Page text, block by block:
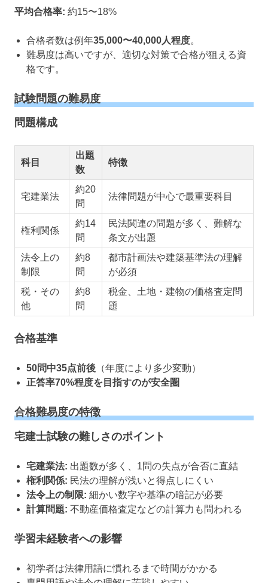
平均合格率: 約15〜18%
合格者数は例年35,000〜40,000人程度。
難易度は高いですが、適切な対策で合格が狙える資
格です。
試験問題の難易度
問題構成
科目
出題
数
特徴
宅建業法
約20
問
法律問題が中心で最重要科目
権利関係
約14
問
民法関連の問題が多く、難解な
条文が出題
法令上の
制限
約8
問
都市計画法や建築基準法の理解
が必須
税・その
他
約8
問
税金、土地・建物の価格査定問
題
合格基準
50問中35点前後 （年度により多少変動）
正答率70%程度を目指すのが安全圏
合格難易度の特徴
宅建士試験の難しさのポイント
宅建業法: 出題数が多く、1問の失点が合否に直結
権利関係: 民法の理解が浅いと得点しにくい
法令上の制限: 細かい数字や基準の暗記が必要
計算問題: 不動産価格査定などの計算力も問われる
学習未経験者への影響
初学者は法律用語に慣れるまで時間がかかる